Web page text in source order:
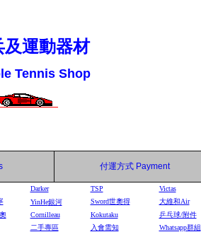
及運動器材
Tennis Shop
付運方式 Payment
Darker TSP Victas
YinHe銀河 Sword世奧得 大維和Air
Cornilleau Kokutaku 乒乓球/附件
二手專區 入會需知 Whatsapp群組